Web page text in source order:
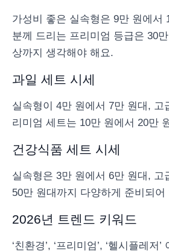
가성비 좋은 실속형은 9만 원에서
분께 드리는 프리미엄 등급은 30
상까지 생각해야 해요.
과일 세트 시세
실속형이 4만 원에서 7만 원대, 고
리미엄 세트는 10만 원에서 20만
건강식품 세트 시세
실속형은 3만 원에서 6만 원대, 고
50만 원대까지 다양하게 준비되어
2026년 트렌드 키워드
‘친환경’, ‘프리미엄’, ‘헬시플레저